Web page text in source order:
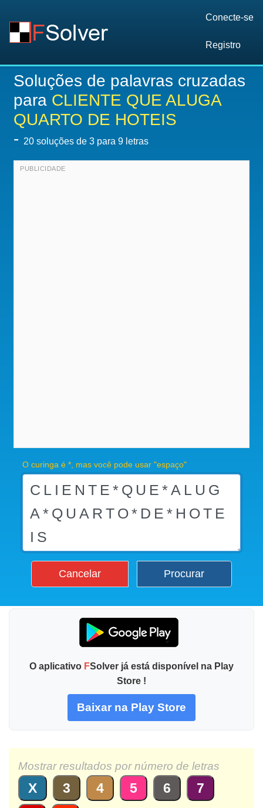
Conecte-se
Registro
Soluções de palavras cruzadas
para CLIENTE QUE ALUGA
QUARTO DE HOTEIS
- 20 soluções de 3 para 9 letras
O curinga é *, mas você pode usar "espaço"
Cancelar Procurar
O aplicativo FSolver já está disponível na Play
Store !
Baixar na Play Store
Mostrar resultados por número de letras
X 3 4 5 6
7